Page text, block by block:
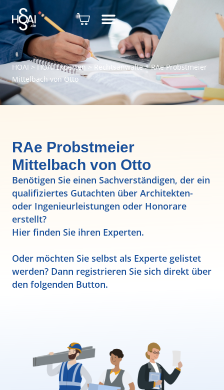
HOAI > HOAI Experten> Rechtsanwälte>RAe Probstmeier
Mittelbach von Otto
RAe Probstmeier
Mittelbach von Otto
Benötigen Sie einen Sachverständigen, der ein
qualifiziertes Gutachten über Architekten-
oder Ingenieurleistungen oder Honorare
erstellt?
Hier finden Sie ihren Experten.
Oder möchten Sie selbst als Experte gelistet
werden? Dann registrieren Sie sich direkt über
den folgenden Button.